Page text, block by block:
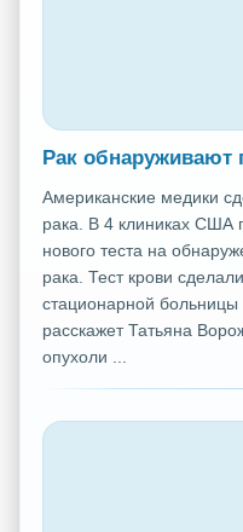
Рак обнаруживают
Американские медики
рака. В 4 клиниках США
нового теста на
рака. Тест крови
стационарной
расскажет Татьяна
опухоли ...